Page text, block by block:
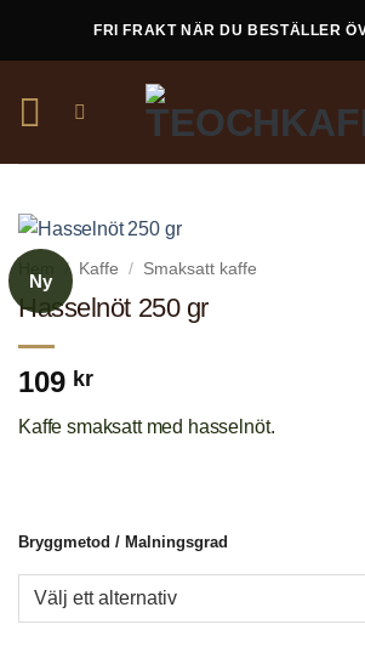
FRI FRAKT NÄR DU BESTÄLLER
Ny
/ Kaffe / Smaksatt kaffe
Hasselnöt 250 gr
109 kr
Kaffe smaksatt med hasselnöt.
Bryggmetod / Malningsgrad